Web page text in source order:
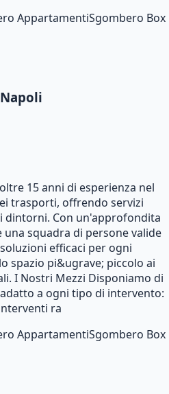
AppartamentiSgombero Box
15 anni di esperienza nel
trasporti, offrendo servizi
dintorni. Con un'approfondita
squadra di persone valide
efficaci per ogni
spazio pi&ugrave; piccolo ai
I Nostri Mezzi Disponiamo di
a ogni tipo di intervento:
ra
AppartamentiSgombero Box